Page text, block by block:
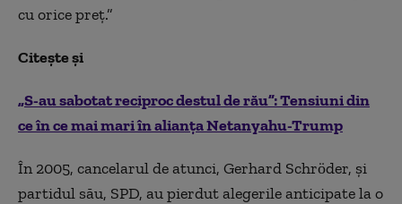
cu orice preț.”
Citește și
„S-au sabotat reciproc destul de rău”: Tensiuni din
ce în ce mai mari în alianța Netanyahu-Trump
În 2005, cancelarul de atunci, Gerhard Schröder, și
partidul său, SPD, au pierdut alegerile anticipate la o